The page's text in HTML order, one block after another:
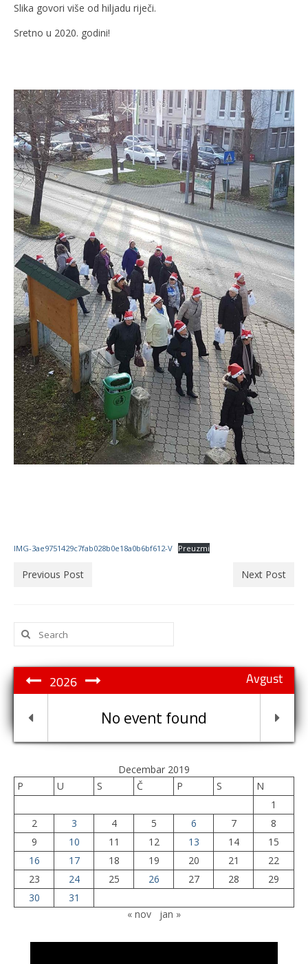
Slika govori više od hiljadu riječi.
Sretno u 2020. godini!
IMG-3ae9751429c7fab028b0e18a0b6bf612-V Preuzmi
Previous Post Next Post
Search
for:
Avgust
2026
No event found
Decembar 2019
P
U S Č P S
N
1
2
3 4 5 6 7
8
9
10 11 12 13 14
15
16
17 18 19 20 21
22
23
24 25 26 27 28
29
30
31
« nov
jan »